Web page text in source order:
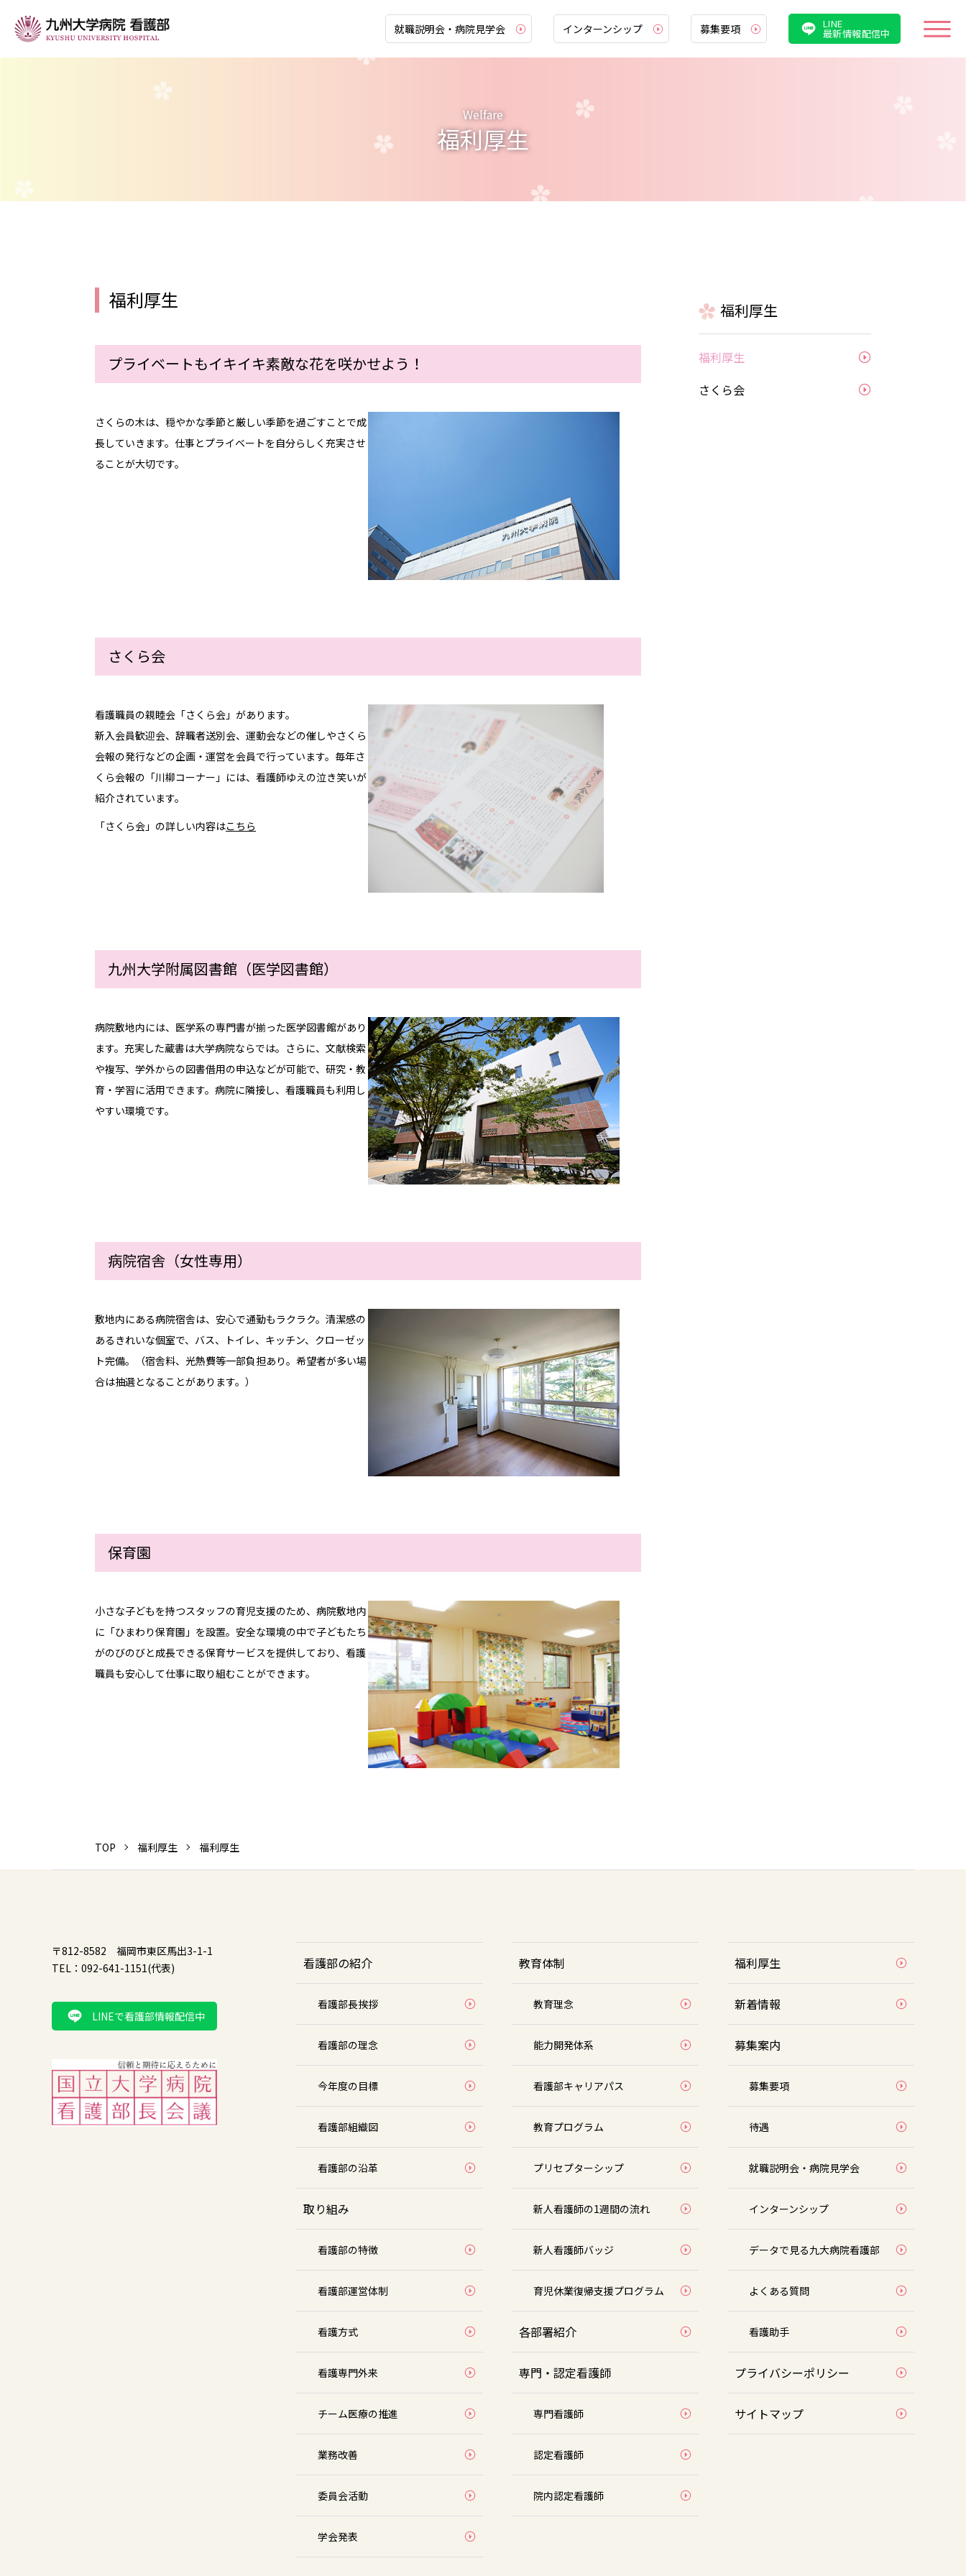
就職説明会・病院見学会 インターンシップ 募集要項 LINE
最新情報配信中
看護部運営体制
教育理念
育児休業復帰支援プログラム
専門看護師
認定看護師
就職説明会・病院見学会
インターンシップ
データで見る九大病院看護部
福利厚生
Welfare
福利厚生
プライベートもイキイキ素敵な花を咲かせよう！
さくらの木は、穏やかな季節と厳しい季節を過ごすことで成
長していきます。仕事とプライベートを自分らしく充実させ
ることが大切です。
さくら会
看護職員の親睦会「さくら会」があります。
新入会員歓迎会、辞職者送別会、運動会などの催しやさくら
会報の発行などの企画・運営を会員で行っています。毎年さ
くら会報の「川柳コーナー」には、看護師ゆえの泣き笑いが
紹介されています。
「さくら会」の詳しい内容はこちら
九州大学附属図書館（医学図書館）
病院敷地内には、医学系の専門書が揃った医学図書館があり
ます。充実した蔵書は大学病院ならでは。さらに、文献検索
や複写、学外からの図書借用の申込などが可能で、研究・教
育・学習に活用できます。病院に隣接し、看護職員も利用し
やすい環境です。
病院宿舎（女性専用）
敷地内にある病院宿舎は、安心で通勤もラクラク。清潔感の
あるきれいな個室で、バス、トイレ、キッチン、クローゼッ
ト完備。（宿舎料、光熱費等一部負担あり。希望者が多い場
合は抽選となることがあります。）
保育園
小さな子どもを持つスタッフの育児支援のため、病院敷地内
に「ひまわり保育園」を設置。安全な環境の中で子どもたち
がのびのびと成長できる保育サービスを提供しており、看護
職員も安心して仕事に取り組むことができます。
福利厚生
福利厚生
さくら会
TOP 福利厚生 福利厚生
〒812-8582 福岡市東区馬出3-1-1
TEL：092-641-1151(代表)
LINEで看護部情報配信中
看護部の紹介
看護部長挨拶
看護部の理念
今年度の目標
看護部組織図
看護部の沿革
取り組み
看護部の特徴
看護部運営体制
看護方式
看護専門外来
チーム医療の推進
業務改善
委員会活動
学会発表
教育体制
教育理念
能力開発体系
看護部キャリアパス
教育プログラム
プリセプターシップ
新人看護師の1週間の流れ
新人看護師バッジ
育児休業復帰支援プログラム
各部署紹介
専門・認定看護師
専門看護師
認定看護師
院内認定看護師
福利厚生
新着情報
募集案内
募集要項
待遇
就職説明会・病院見学会
インターンシップ
データで見る九大病院看護部
よくある質問
看護助⼿
プライバシーポリシー
サイトマップ